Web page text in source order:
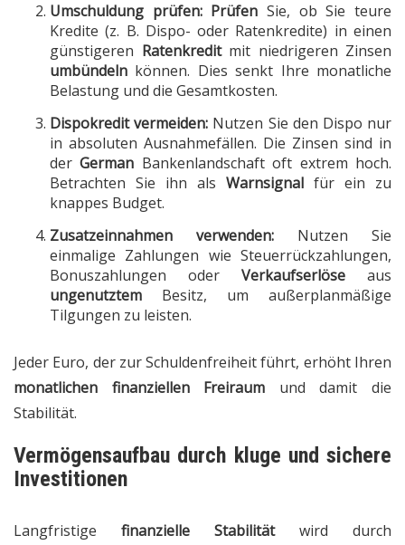
Umschuldung prüfen: Prüfen Sie, ob Sie teure
Kredite (z. B. Dispo- oder Ratenkredite) in einen
günstigeren Ratenkreditmit niedrigeren Zinsen
umbündeln können. Dies senkt Ihre monatliche
Belastung und die Gesamtkosten.
Dispokredit vermeiden: Nutzen Sie den Dispo nur
in absoluten Ausnahmefällen. Die Zinsen sind in
derGerman Bankenlandschaft oft extrem hoch.
Betrachten Sie ihn als Warnsignal für ein zu
knappes Budget.
Zusatzeinnahmen verwenden: Nutzen Sie
einmalige Zahlungen wie Steuerrückzahlungen,
Bonuszahlungen oder Verkaufserlöse aus
ungenutztem Besitz, um außerplanmäßige
Tilgungen zu leisten.
Jeder Euro, der zur Schuldenfreiheit führt, erhöht Ihren
monatlichen finanziellen Freiraum und damit die
Stabilität.
Vermögensaufbau durch kluge und sichere
Investitionen
Langfristige finanzielle Stabilitätwird durch